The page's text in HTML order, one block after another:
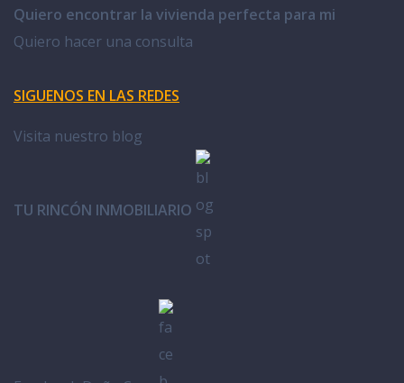
Quiero encontrar la vivienda perfecta para mi
Quiero hacer una consulta
SIGUENOS EN LAS REDES
Visita nuestro blog
TU RINCÓN INMOBILIARIO